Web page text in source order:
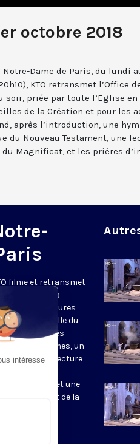
octobre 2018
Dame de Paris, du lundi
KTO retransmet l’Office
soir, priée par toute l’Eglise
de la Création et pour les
après l’introduction, une
du Nouveau Testament, une
du Magnificat, et les prières
filme et retransmet
Dame de Paris
partie des Heures
prière solennelle du
après
deux Psaumes, un
une lecture
de grâces du
et une
des Vêpres et de la
ceux